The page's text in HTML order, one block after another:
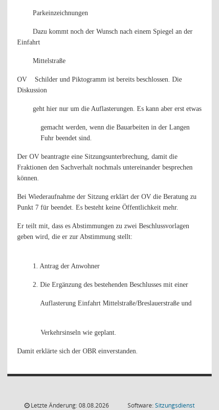
Parkeinzeichnungen
Dazu kommt noch der Wunsch nach einem Spiegel an der
Einfahrt
Mittelstraße
OV
Schilder und Piktogramm ist bereits beschlossen. Die
Diskussion
geht hier nur um die Auflasterungen. Es kann aber erst etwas
gemacht werden, wenn die Bauarbeiten in der Langen
Fuhr beendet sind.
Der OV beantragte eine Sitzungsunterbrechung, damit die
Fraktionen den Sachverhalt nochmals untereinander besprechen
können.
Bei Wiederaufnahme der Sitzung erklärt der OV die Beratung zu
Punkt 7 für beendet. Es besteht keine Öffentlichkeit mehr.
Er teilt mit, dass es Abstimmungen zu zwei Beschlussvorlagen
geben wird, die er zur Abstimmung stellt:
1. Antrag der Anwohner
2. Die Ergänzung des bestehenden Beschlusses mit einer
Auflasterung Einfahrt Mittelstraße/Breslauerstraße und
Verkehrsinseln wie geplant.
Damit erklärte sich der OBR einverstanden.
Letzte Änderung: 08.08.2026 Software:Sitzungsdienst